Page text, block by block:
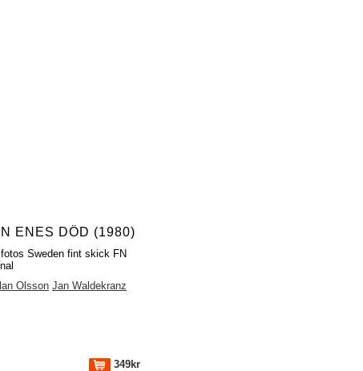
ENES DÖD (1980)
Sweden fint skick FN
Olsson Jan Waldekranz
349kr